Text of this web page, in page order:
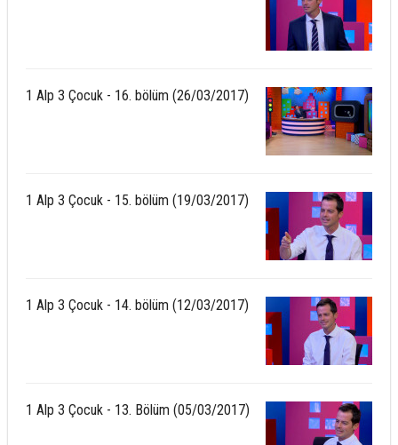
1 Alp 3 Çocuk - 16. bölüm (26/03/2017)
1 Alp 3 Çocuk - 15. bölüm (19/03/2017)
1 Alp 3 Çocuk - 14. bölüm (12/03/2017)
1 Alp 3 Çocuk - 13. Bölüm (05/03/2017)